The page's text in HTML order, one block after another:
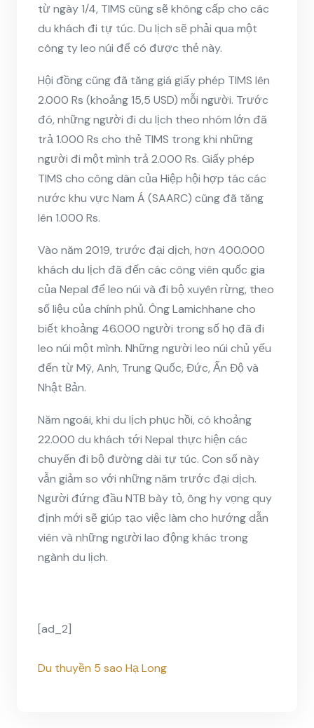
từ ngày 1/4, TIMS cũng sẽ không cấp cho các
du khách đi tự túc. Du lịch sẽ phải qua một
công ty leo núi để có được thẻ này.
Hội đồng cũng đã tăng giá giấy phép TIMS lên
2.000 Rs (khoảng 15,5 USD) mỗi người. Trước
đó, những người đi du lịch theo nhóm lớn đã
trả 1.000 Rs cho thẻ TIMS trong khi những
người đi một mình trả 2.000 Rs. Giấy phép
TIMS cho công dân của Hiệp hội hợp tác các
nước khu vực Nam Á (SAARC) cũng đã tăng
lên 1.000 Rs.
Vào năm 2019, trước đại dịch, hơn 400.000
khách du lịch đã đến các công viên quốc gia
của Nepal để leo núi và đi bộ xuyên rừng, theo
số liệu của chính phủ. Ông Lamichhane cho
biết khoảng 46.000 người trong số họ đã đi
leo núi một mình. Những người leo núi chủ yếu
đến từ Mỹ, Anh, Trung Quốc, Đức, Ấn Độ và
Nhật Bản.
Năm ngoái, khi du lịch phục hồi, có khoảng
22.000 du khách tới Nepal thực hiện các
chuyến đi bộ đường dài tự túc. Con số này
vẫn giảm so với những năm trước đại dịch.
Người đứng đầu NTB bày tỏ, ông hy vọng quy
định mới sẽ giúp tạo việc làm cho hướng dẫn
viên và những người lao động khác trong
ngành du lịch.
[ad_2]
Du thuyền 5 sao Hạ Long